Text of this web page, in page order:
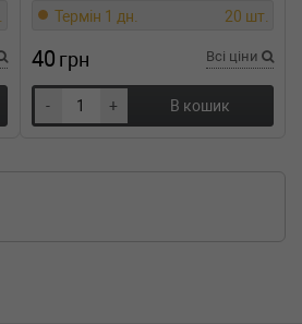
Термін 1 дн. 20 шт.
40 грн Всі ціни
- + В кошик